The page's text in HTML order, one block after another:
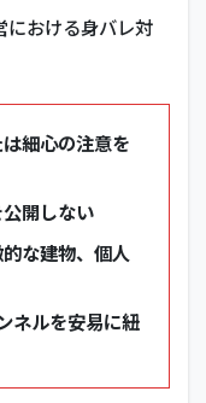
における身バレ対
細心の注意を
開しない
な建物、個人
ネルを安易に紐